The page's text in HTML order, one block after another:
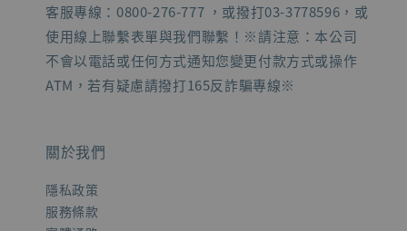
客服專線：0800-276-777 ，或撥打03-3778596，或
使用線上聯繫表單與我們聯繫！※請注意：本公司
不會以電話或任何方式通知您變更付款方式或操作
ATM，若有疑慮請撥打165反詐騙專線※
關於我們
隱私政策
服務條款